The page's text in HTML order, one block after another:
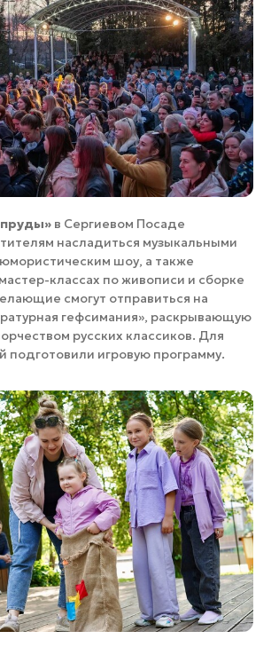
пруды» в Сергиевом Посаде
насладиться музыкальными
шоу, а также
классах по живописи и сборке
смогут отправиться на
гефсимания», раскрывающую
русских классиков. Для
подготовили игровую программу.